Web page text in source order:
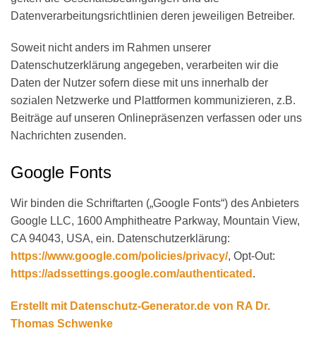
Datenverarbeitungsrichtlinien deren jeweiligen Betreiber.
Soweit nicht anders im Rahmen unserer
Datenschutzerklärung angegeben, verarbeiten wir die
Daten der Nutzer sofern diese mit uns innerhalb der
sozialen Netzwerke und Plattformen kommunizieren, z.B.
Beiträge auf unseren Onlinepräsenzen verfassen oder uns
Nachrichten zusenden.
Google Fonts
Wir binden die Schriftarten („Google Fonts“) des Anbieters
Google LLC, 1600 Amphitheatre Parkway, Mountain View,
CA 94043, USA, ein. Datenschutzerklärung:
https://www.google.com/policies/privacy/, Opt-Out:
https://adssettings.google.com/authenticated .
Erstellt mit Datenschutz-Generator.de von RA Dr.
Thomas Schwenke